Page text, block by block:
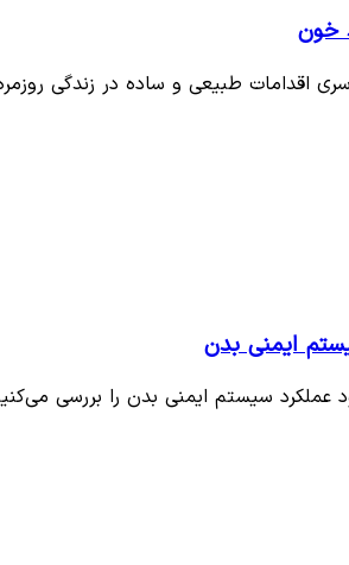
اقدامات طبیعی و ساده در زندگی
ایمنی بدن
عملکرد سیستم ایمنی بدن را بررسی